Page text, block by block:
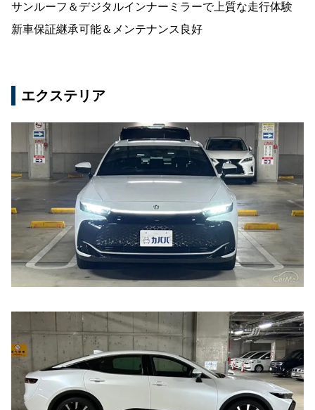
サンルーフ＆デジタルインナーミラーで上質な走行体験
新車保証継承可能＆メンテナンス良好
エクステリア